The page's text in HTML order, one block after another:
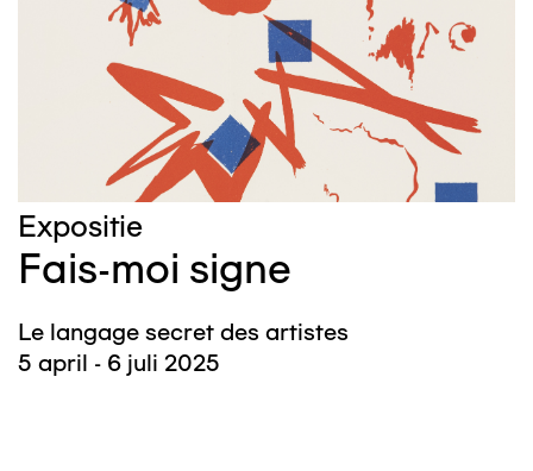
Expositie
Fais-moi signe
Le langage secret des artistes
5 april - 6 juli 2025